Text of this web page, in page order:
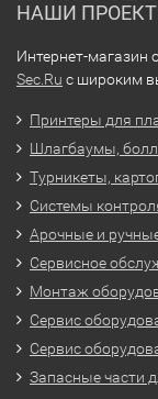
НАШИ
Интернет-магазин
Sec.Ru с широким
Принтеры для
Шлагбаумы,
Турникеты,
Системы
Арочные и
Сервисное
Монтаж
Сервис
Сервис
Запасные части